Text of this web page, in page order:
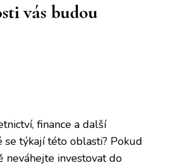
vás budou
finance a další
se týkají této oblasti? Pokud
neváhejte investovat do